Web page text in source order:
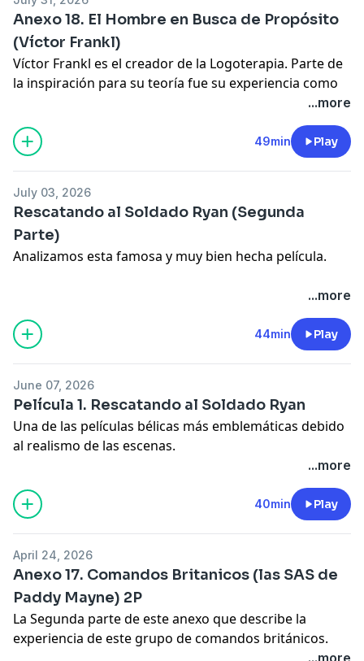
Anexo 18. El Hombre en Busca de Propósito
(Víctor Frankl)
Víctor Frankl es el creador de la Logoterapia. Parte de
la inspiración para su teoría fue su experiencia como
prisionero de campo de concentración durante la
No es solo una historia muy interesante, tiene un
mensaje relevante para el día de hoy.
...more
49min Play
July 03, 2026
Rescatando al Soldado Ryan (Segunda
Parte)
Analizamos esta famosa y muy bien hecha película.
Patreon.com/lasegundagm
Paypal.me/Lasegundagm
Para contactarme:
...more
44min Play
June 07, 2026
Película 1. Rescatando al Soldado Ryan
Una de las películas bélicas más emblemáticas debido
al realismo de las escenas.
Primera parte.
...more
40min Play
April 24, 2026
Anexo 17. Comandos Britanicos (las SAS de
Paddy Mayne) 2P
La Segunda parte de este anexo que describe la
experiencia de este grupo de comandos británicos.
...more